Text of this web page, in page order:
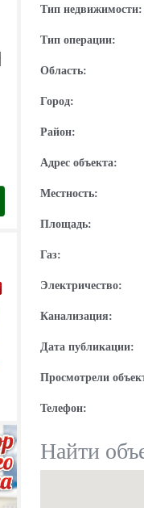
Тип недвижимости:
Тип операции:
Область:
Город:
Район:
Адрес объекта:
Местность:
Площадь:
Газ:
Электричество:
Канализация:
Дата публикации:
Просмотрели
Телефон:
Найти